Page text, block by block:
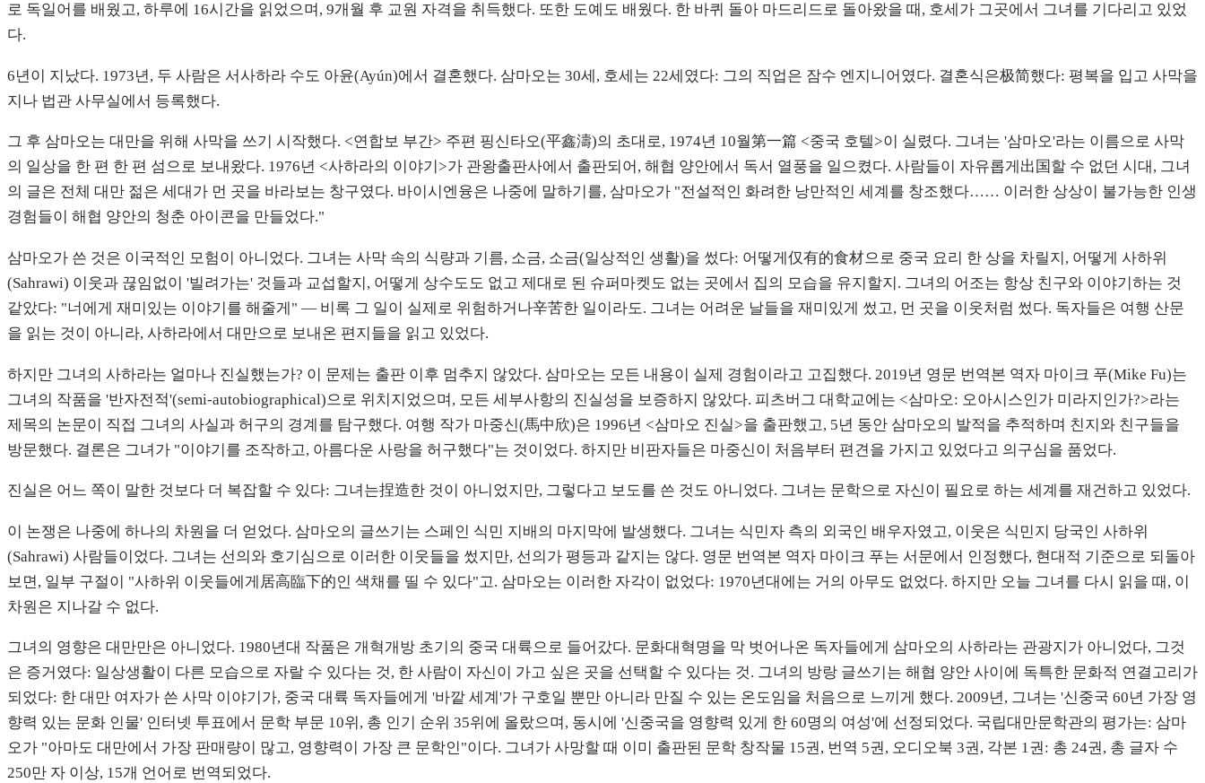
로 독일어를 배웠고, 하루에 16시간을 읽었으며, 9개월 후 교원 자격을 취득했다. 또한 도예도 배웠다. 한 바퀴 돌아 마드리드로 돌아왔을 때, 호세가 그곳에서 그녀를 기다리고 있었
다.
6년이 지났다. 1973년, 두 사람은 서사하라 수도 아윤(Ayún)에서 결혼했다. 삼마오는 30세, 호세는 22세였다: 그의 직업은 잠수 엔지니어였다. 결혼식은极简했다: 평복을 입고 사막을
지나 법관 사무실에서 등록했다.
그 후 삼마오는 대만을 위해 사막을 쓰기 시작했다. <연합보 부간> 주편 핑신타오(平鑫濤)의 초대로, 1974년 10월第一篇 <중국 호텔>이 실렸다. 그녀는 '삼마오'라는 이름으로 사막
의 일상을 한 편 한 편 섬으로 보내왔다. 1976년 <사하라의 이야기>가 관왕출판사에서 출판되어, 해협 양안에서 독서 열풍을 일으켰다. 사람들이 자유롭게出国할 수 없던 시대, 그녀
의 글은 전체 대만 젊은 세대가 먼 곳을 바라보는 창구였다. 바이시엔융은 나중에 말하기를, 삼마오가 "전설적인 화려한 낭만적인 세계를 창조했다…… 이러한 상상이 불가능한 인생
경험들이 해협 양안의 청춘 아이콘을 만들었다."
삼마오가 쓴 것은 이국적인 모험이 아니었다. 그녀는 사막 속의 식량과 기름, 소금, 소금(일상적인 생활)을 썼다: 어떻게仅有的食材으로 중국 요리 한 상을 차릴지, 어떻게 사하위
(Sahrawi) 이웃과 끊임없이 '빌려가는' 것들과 교섭할지, 어떻게 상수도도 없고 제대로 된 슈퍼마켓도 없는 곳에서 집의 모습을 유지할지. 그녀의 어조는 항상 친구와 이야기하는 것
같았다: "너에게 재미있는 이야기를 해줄게" — 비록 그 일이 실제로 위험하거나辛苦한 일이라도. 그녀는 어려운 날들을 재미있게 썼고, 먼 곳을 이웃처럼 썼다. 독자들은 여행 산문
을 읽는 것이 아니라, 사하라에서 대만으로 보내온 편지들을 읽고 있었다.
하지만 그녀의 사하라는 얼마나 진실했는가? 이 문제는 출판 이후 멈추지 않았다. 삼마오는 모든 내용이 실제 경험이라고 고집했다. 2019년 영문 번역본 역자 마이크 푸(Mike Fu)는
그녀의 작품을 '반자전적'(semi-autobiographical)으로 위치지었으며, 모든 세부사항의 진실성을 보증하지 않았다. 피츠버그 대학교에는 <삼마오: 오아시스인가 미라지인가?>라는
제목의 논문이 직접 그녀의 사실과 허구의 경계를 탐구했다. 여행 작가 마중신(馬中欣)은 1996년 <삼마오 진실>을 출판했고, 5년 동안 삼마오의 발적을 추적하며 친지와 친구들을
방문했다. 결론은 그녀가 "이야기를 조작하고, 아름다운 사랑을 허구했다"는 것이었다. 하지만 비판자들은 마중신이 처음부터 편견을 가지고 있었다고 의구심을 품었다.
진실은 어느 쪽이 말한 것보다 더 복잡할 수 있다: 그녀는捏造한 것이 아니었지만, 그렇다고 보도를 쓴 것도 아니었다. 그녀는 문학으로 자신이 필요로 하는 세계를 재건하고 있었다.
이 논쟁은 나중에 하나의 차원을 더 얻었다. 삼마오의 글쓰기는 스페인 식민 지배의 마지막에 발생했다. 그녀는 식민자 측의 외국인 배우자였고, 이웃은 식민지 당국인 사하위
(Sahrawi) 사람들이었다. 그녀는 선의와 호기심으로 이러한 이웃들을 썼지만, 선의가 평등과 같지는 않다. 영문 번역본 역자 마이크 푸는 서문에서 인정했다, 현대적 기준으로 되돌아
보면, 일부 구절이 "사하위 이웃들에게居高臨下的인 색채를 띨 수 있다"고. 삼마오는 이러한 자각이 없었다: 1970년대에는 거의 아무도 없었다. 하지만 오늘 그녀를 다시 읽을 때, 이
차원은 지나갈 수 없다.
그녀의 영향은 대만만은 아니었다. 1980년대 작품은 개혁개방 초기의 중국 대륙으로 들어갔다. 문화대혁명을 막 벗어나온 독자들에게 삼마오의 사하라는 관광지가 아니었다, 그것
은 증거였다: 일상생활이 다른 모습으로 자랄 수 있다는 것, 한 사람이 자신이 가고 싶은 곳을 선택할 수 있다는 것. 그녀의 방랑 글쓰기는 해협 양안 사이에 독특한 문화적 연결고리가
되었다: 한 대만 여자가 쓴 사막 이야기가, 중국 대륙 독자들에게 '바깥 세계'가 구호일 뿐만 아니라 만질 수 있는 온도임을 처음으로 느끼게 했다. 2009년, 그녀는 '신중국 60년 가장 영
향력 있는 문화 인물' 인터넷 투표에서 문학 부문 10위, 총 인기 순위 35위에 올랐으며, 동시에 '신중국을 영향력 있게 한 60명의 여성'에 선정되었다. 국립대만문학관의 평가는: 삼마
오가 "아마도 대만에서 가장 판매량이 많고, 영향력이 가장 큰 문학인"이다. 그녀가 사망할 때 이미 출판된 문학 창작물 15권, 번역 5권, 오디오북 3권, 각본 1권: 총 24권, 총 글자 수
250만 자 이상, 15개 언어로 번역되었다.